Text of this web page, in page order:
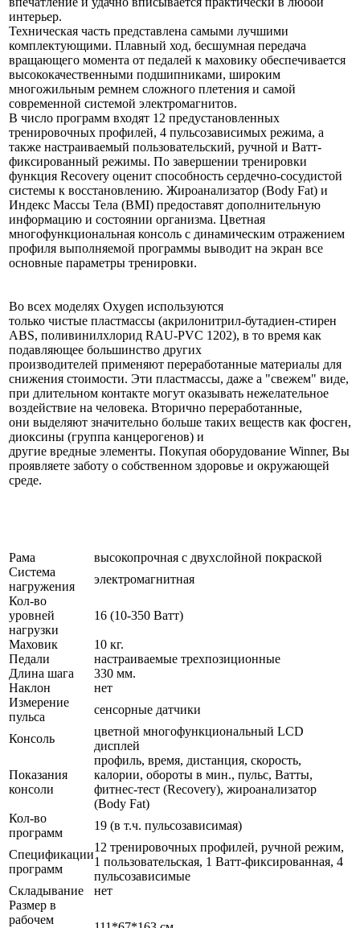
интерьер.
Техническая часть представлена самыми лучшими
комплектующими. Плавный ход, бесшумная передача
вращающего момента от педалей к маховику обеспечивается
высококачественными подшипниками, широким
многожильным ремнем сложного плетения и самой
современной системой электромагнитов.
В число программ входят 12 предустановленных
тренировочных профилей, 4 пульсозависимых режима, а
также настраиваемый пользовательский, ручной и Ватт-
фиксированный режимы. По завершении тренировки
функция Recovery оценит способность сердечно-сосудистой
системы к восстановлению. Жироанализатор (Body Fat) и
Индекс Массы Тела (BMI) предоставят дополнительную
информацию и состоянии организма. Цветная
многофункциональная консоль с динамическим отражением
профиля выполняемой программы выводит на экран все
основные параметры тренировки.
Во всех моделях Oxygen используются
только чистые пластмассы (акрилонитрил-бутадиен-стирен
ABS, поливинилхлорид RAU-PVC 1202), в то время как
подавляющее большинство других
производителей применяют переработанные материалы для
снижения стоимости. Эти пластмассы, даже а "свежем" виде,
при длительном контакте могут оказывать нежелательное
воздействие на человека. Вторично переработанные,
они выделяют значительно больше таких веществ как фосген,
диоксины (группа канцерогенов) и
другие вредные элементы. Покупая оборудование Winner, Вы
проявляете заботу о собственном здоровье и окружающей
среде.
Рама
высокопрочная с двухслойной покраской
Система
нагружения
электромагнитная
Кол-во
уровней
нагрузки
16 (10-350 Ватт)
Маховик
10 кг.
Педали
настраиваемые трехпозиционные
Длина шага
330 мм.
Наклон
нет
Измерение
пульса
сенсорные датчики
Консоль
цветной многофункциональный LCD
дисплей
Показания
консоли
профиль, время, дистанция, скорость,
калории, обороты в мин., пульс, Ватты,
фитнес-тест (Recovery), жироанализатор
(Body Fat)
Кол-во
программ
19 (в т.ч. пульсозависимая)
Спецификации
программ
12 тренировочных профилей, ручной режим,
1 пользовательская, 1 Ватт-фиксированная, 4
пульсозависимые
Складывание
нет
Размер в
рабочем